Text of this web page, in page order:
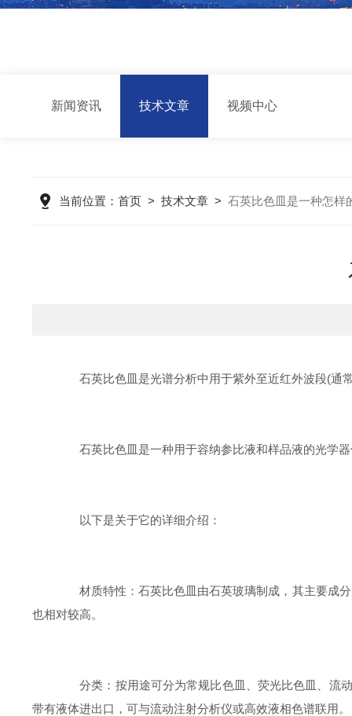
新闻资讯 技术文章 视频中心
当前位置： 首页> 技术文章> 石英比色皿是一种怎样
石英比色皿是光谱分析中用于紫外至近红外波段(通常
石英比色皿是一种用于容纳参比液和样品液的光学器
以下是关于它的详细介绍：
材质特性：石英比色皿由石英玻璃制成，其主要成分
也相对较高。
分类：按用途可分为常规比色皿、荧光比色皿、流动
带有液体进出口，可与流动注射分析仪或高效液相色谱联用。